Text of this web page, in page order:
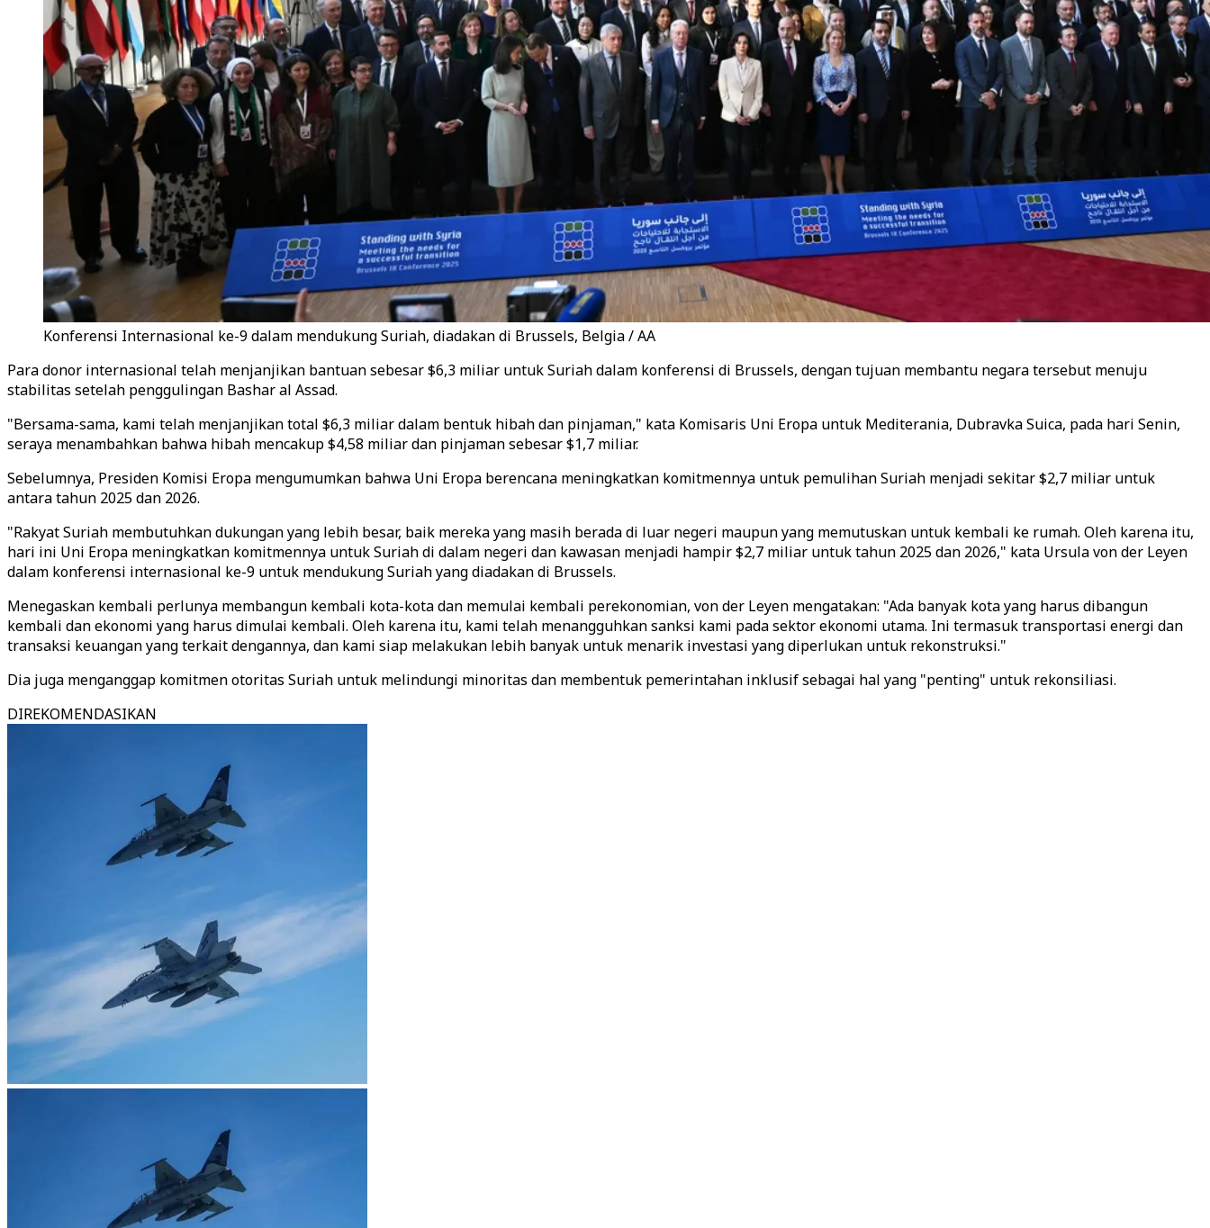
Konferensi Internasional ke-9 dalam mendukung Suriah, diadakan di Brussels, Belgia / AA
Para donor internasional telah menjanjikan bantuan sebesar $6,3 miliar untuk Suriah dalam konferensi di Brussels, dengan tujuan membantu negara tersebut menuju
stabilitas setelah penggulingan Bashar al Assad.
"Bersama-sama, kami telah menjanjikan total $6,3 miliar dalam bentuk hibah dan pinjaman," kata Komisaris Uni Eropa untuk Mediterania, Dubravka Suica, pada hari Senin,
seraya menambahkan bahwa hibah mencakup $4,58 miliar dan pinjaman sebesar $1,7 miliar.
Sebelumnya, Presiden Komisi Eropa mengumumkan bahwa Uni Eropa berencana meningkatkan komitmennya untuk pemulihan Suriah menjadi sekitar $2,7 miliar untuk
antara tahun 2025 dan 2026.
"Rakyat Suriah membutuhkan dukungan yang lebih besar, baik mereka yang masih berada di luar negeri maupun yang memutuskan untuk kembali ke rumah. Oleh karena itu,
hari ini Uni Eropa meningkatkan komitmennya untuk Suriah di dalam negeri dan kawasan menjadi hampir $2,7 miliar untuk tahun 2025 dan 2026," kata Ursula von der Leyen
dalam konferensi internasional ke-9 untuk mendukung Suriah yang diadakan di Brussels.
Menegaskan kembali perlunya membangun kembali kota-kota dan memulai kembali perekonomian, von der Leyen mengatakan: "Ada banyak kota yang harus dibangun
kembali dan ekonomi yang harus dimulai kembali. Oleh karena itu, kami telah menangguhkan sanksi kami pada sektor ekonomi utama. Ini termasuk transportasi energi dan
transaksi keuangan yang terkait dengannya, dan kami siap melakukan lebih banyak untuk menarik investasi yang diperlukan untuk rekonstruksi."
Dia juga menganggap komitmen otoritas Suriah untuk melindungi minoritas dan membentuk pemerintahan inklusif sebagai hal yang "penting" untuk rekonsiliasi.
DIREKOMENDASIKAN